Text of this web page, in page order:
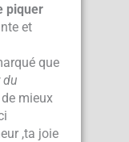
piquer
et
que
du
de mieux
,ta joie